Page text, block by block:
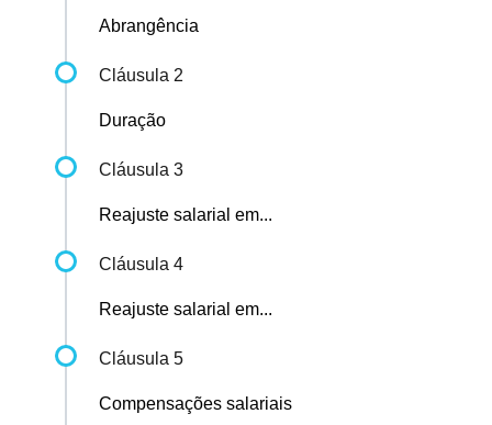
Abrangência
Cláusula 2
Duração
Cláusula 3
Reajuste salarial em...
Cláusula 4
Reajuste salarial em...
Cláusula 5
Compensações salariais